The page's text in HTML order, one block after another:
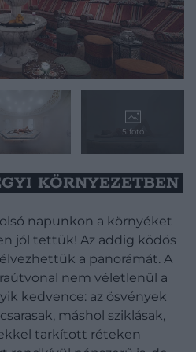
5 fotó
KÖRNYEZETBEN
napunkon a környéket
jól tettük! Az addig ködös
a panorámát. A
nem véletlenül a
kedvence: az ösvények
máshol sziklásak,
tarkított réteken